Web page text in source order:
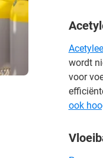
wordt
voor
ook